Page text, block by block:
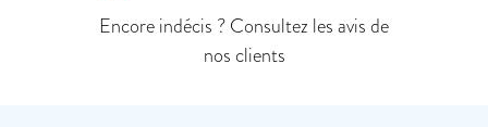
Encore indécis ? Consultez les avis de
nos clients